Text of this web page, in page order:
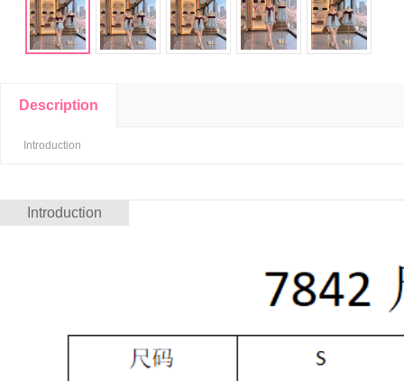
Description
Introduction
Introduction